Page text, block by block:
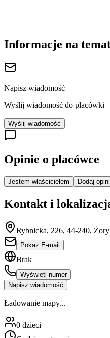
Informacje na
Napisz wiadomość
Wyślij wiadomość do placówki
Wyślij wiadomość
Opinie o placówce
Jestem właścicielem Dodaj
Kontakt i
Rybnicka, 226, 44-240, Żory
Pokaż E-mail
Brak
Wyświetl numer
Napisz wiadomość
Ładowanie mapy...
0 dzieci